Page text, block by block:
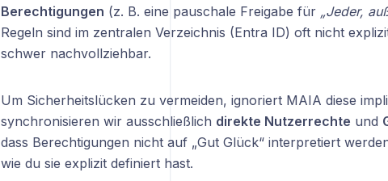
Berechtigungen (z. B. eine pauschale Freigabe für „Jeder,
Regeln sind im zentralen Verzeichnis (Entra ID) oft nicht
schwer nachvollziehbar.
Um Sicherheitslücken zu vermeiden, ignoriert MAIA diese
synchronisieren wir ausschließlich direkte Nutzerrechte und
dass Berechtigungen nicht auf „Gut Glück“ interpretiert
wie du sie explizit definiert hast.